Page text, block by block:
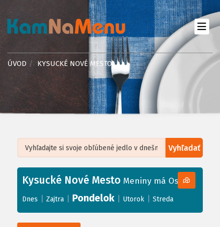
ÚVOD KYSUCKÉ NOVÉ MESTO
Vyhľadať
+
−
Leaflet| ©OpenStreetMap, Tiles courtesy ofHumanitarian OpenStreetMap
Kysucké Nové Mesto Meniny má Oskar
Dnes Zajtra Pondelok Utorok Streda